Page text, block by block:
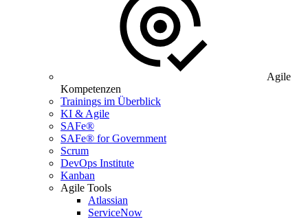
Agile
Kompetenzen
Trainings im Überblick
KI & Agile
SAFe®
SAFe® for Government
Scrum
DevOps Institute
Kanban
Agile Tools
Atlassian
ServiceNow